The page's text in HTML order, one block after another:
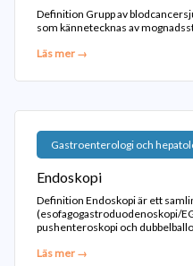
Definition Grupp av
som kännetecknas av
Läs mer →
Gastroenterologi och
Endoskopi
Definition Endoskopi är ett
(esofagogastroduodenoskopi/
pushenteroskopi och
Läs mer →